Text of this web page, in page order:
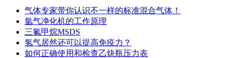
气体专家带你认识不一样的标准混合气体！
氩气净化机的工作原理
三氟甲烷MSDS
氢气居然还可以提高免疫力？
如何正确使用和检查乙炔瓶压力表